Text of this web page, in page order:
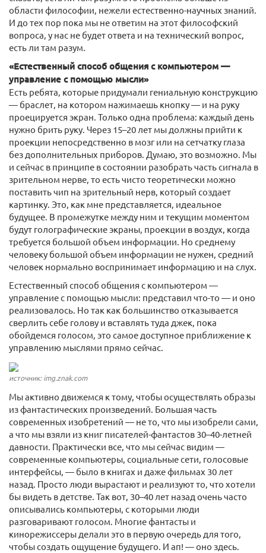
области философии, нежели естественно-научных знаний.
И до тех пор пока мы не ответим на этот философский
вопроса, у нас не будет ответа и на технический вопрос,
есть ли там разум.
«Естественный способ общения с компьютером —
управление с помощью мысли»
Есть ребята, которые придумали гениальную конструкцию
— браслет, на котором нажимаешь кнопку — и на руку
проецируется экран. Только одна проблема: каждый день
нужно брить руку. Через 15–20 лет мы должны прийти к
проекции непосредственно в мозг или на сетчатку глаза
без дополнительных приборов. Думаю, это возможно. Мы
и сейчас в принципе в состоянии разобрать часть сигнала в
зрительном нерве, то есть чисто теоретически можно
поставить чип на зрительный нерв, который создает
картинку. Это, как мне представляется, идеальное
будущее. В промежутке между ним и текущим моментом
будут голографические экраны, проекции в воздух, когда
требуется большой объем информации. Но среднему
человеку большой объем информации не нужен, средний
человек нормально воспринимает информацию и на слух.
Естественный способ общения с компьютером —
управление с помощью мысли: представил что-то — и оно
реализовалось. Но так как большинство отказывается
сверлить себе голову и вставлять туда джек, пока
обойдемся голосом, это самое доступное приближение к
управлению мыслями прямо сейчас.
источник: img.znak.com
Мы активно движемся к тому, чтобы осуществлять образы
из фантастических произведений. Большая часть
современных изобретений — не то, что мы изобрели сами,
а что мы взяли из книг писателей-фантастов 30–40-летней
давности. Практически все, что мы сейчас видим —
современные компьютеры, социальные сети, голосовые
интерфейсы, — было в книгах и даже фильмах 30 лет
назад. Просто люди вырастают и реализуют то, что хотели
бы видеть в детстве. Так вот, 30–40 лет назад очень часто
описывались компьютеры, с которыми люди
разговаривают голосом. Многие фантасты и
кинорежиссеры делали это в первую очередь для того,
чтобы создать ощущение будущего. И ап! — оно здесь.